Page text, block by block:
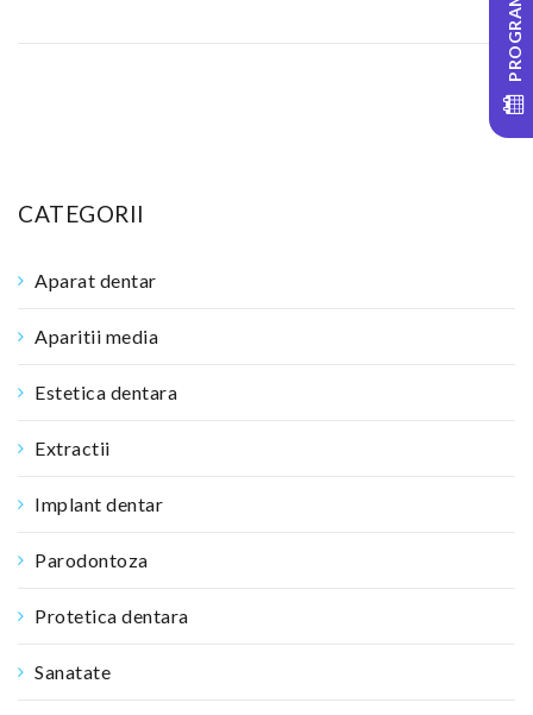
CATEGORII
Aparat dentar
Aparitii media
Estetica dentara
Extractii
Implant dentar
Parodontoza
Protetica dentara
Sanatate